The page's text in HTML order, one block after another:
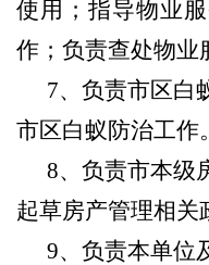
使用；指导物业
作；负责查处物业
7、负责市区白
市区白蚁防治工作。
8、负责市本级
起草房产管理相关
9、负责本单位